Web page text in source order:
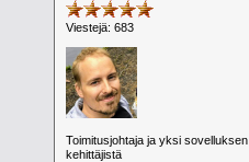
Viestejä: 683
Toimitusjohtaja ja yksi sovelluksen
kehittäjistä